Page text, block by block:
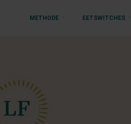
METHODE EETSWITCHES